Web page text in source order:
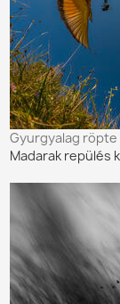
Gyurgyalag röpte
Madarak repülés